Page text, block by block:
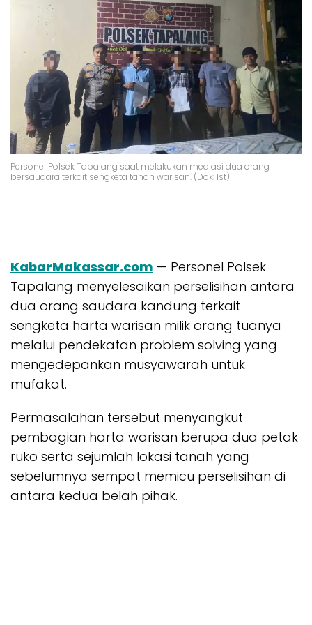
Personel Polsek Tapalang saat melakukan mediasi dua orang
bersaudara terkait sengketa tanah warisan. (Dok: Ist)
KabarMakassar.com — Personel Polsek
Tapalang menyelesaikan perselisihan antara
dua orang saudara kandung terkait
sengketa harta warisan milik orang tuanya
melalui pendekatan problem solving yang
mengedepankan musyawarah untuk
mufakat.
Permasalahan tersebut menyangkut
pembagian harta warisan berupa dua petak
ruko serta sejumlah lokasi tanah yang
sebelumnya sempat memicu perselisihan di
antara kedua belah pihak.